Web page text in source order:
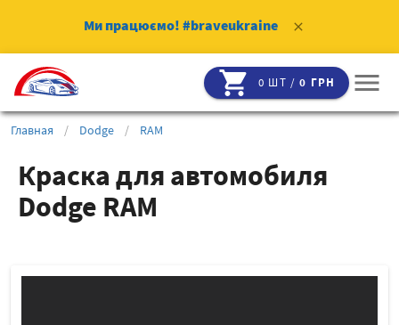
Ми працюємо! #braveukraine clear
shopping_cart 0 ШТ /0 ГРН menu
Главная / Dodge / RAM
Краска для автомобиля
Dodge RAM